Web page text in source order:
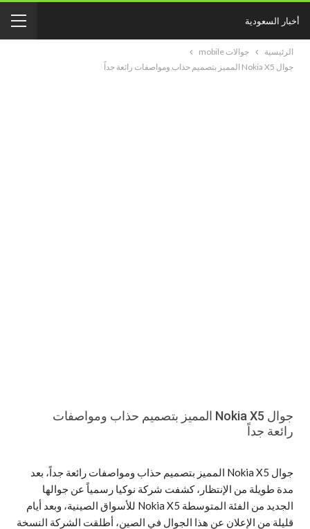
أخبار السعودية
الرئيسية
جوالات mobile
جوال Nokia X5 المميز بتصميم حذاب ومواصفات رائعة جداً
جوال Nokia X5 المميز بتصميم حذاب ومواصفات
رائعة جداً
جوال Nokia X5 المميز بتصميم حذاب ومواصفات رائعة جداً، بعد
مدة طويلة من الإنتظار، كشفت شركة نوكيا رسمياً عن جوالها
الجديد من الفئة المتوسطة Nokia X5 للأسواق الصينية، وبعد أيام
قليلة من الإعلان عن هذا الجوال في الصين، أطلقت الشركة النسخة